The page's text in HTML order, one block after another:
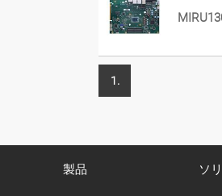
1.
製品 ソ